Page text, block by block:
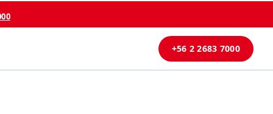
+56 2 2683 7000